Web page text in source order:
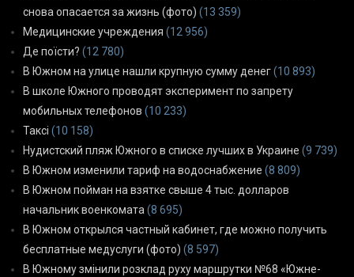
снова опасается за жизнь (фото) (13 359)
Медицинские учреждения (12 956)
Де поїсти? (12 780)
В Южном на улице нашли крупную сумму денег(10 893)
В школе Южного проводят эксперимент по запрету
мобильных телефонов (10 233)
Таксі (10 158)
Нудистский пляж Южного в списке лучших в Украине (9 739)
В Южном изменили тариф на водоснабжение (8 809)
В Южном пойман на взятке свыше 4 тыс. долларов
начальник военкомата(8 695)
В Южном открылся частный кабинет, где можно получить
бесплатные медуслуги (фото) (8 597)
В Южному змінили розклад руху маршрутки №68 «Южне-